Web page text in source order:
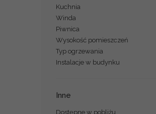
Kuchnia
Winda
Piwnica
Wysokość pomieszczeń
Typ ogrzewania
Instalacje w budynku
Inne
Dostępne w pobliżu